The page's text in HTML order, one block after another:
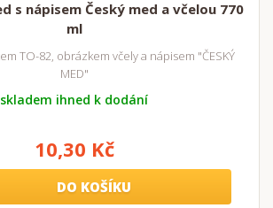
s nápisem Český med a včelou 770
ml
TO-82, obrázkem včely a nápisem "ČESKÝ
MED"
skladem ihned k dodání
10,30 Kč
DO KOŠÍKU